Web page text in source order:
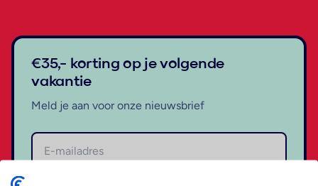
€35,- korting op je volgende
vakantie
Meld je aan voor onze nieuwsbrief